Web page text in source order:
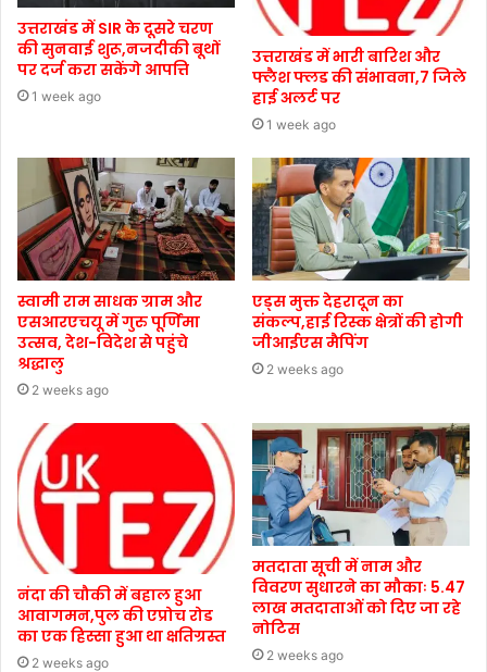
उत्तराखंड में SIR के दूसरे चरण
की सुनवाई शुरू,नजदीकी बूथों
पर दर्ज करा सकेंगे आपत्ति
1 week ago
उत्तराखंड में भारी बारिश और
फ्लैश फ्लड की संभावना,7 जिले
हाई अलर्ट पर
1 week ago
स्वामी राम साधक ग्राम और
एसआरएचयू में गुरु पूर्णिमा
उत्सव, देश-विदेश से पहुंचे
श्रद्धालु
2 weeks ago
एड्स मुक्त देहरादून का
संकल्प,हाई रिस्क क्षेत्रों की होगी
जीआईएस मैपिंग
2 weeks ago
नंदा की चौकी में बहाल हुआ
आवागमन,पुल की एप्रोच रोड
का एक हिस्सा हुआ था क्षतिग्रस्त
2 weeks ago
मतदाता सूची में नाम और
विवरण सुधारने का मौकाः 5.47
लाख मतदाताओं को दिए जा रहे
नोटिस
2 weeks ago